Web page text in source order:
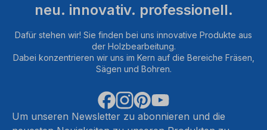
neu. innovativ. professionell.
Dafür stehen wir! Sie finden bei uns innovative Produkte aus
der Holzbearbeitung.
Dabei konzentrieren wir uns im Kern auf die Bereiche Fräsen,
Sägen und Bohren.
Um unseren Newsletter zu abonnieren und die